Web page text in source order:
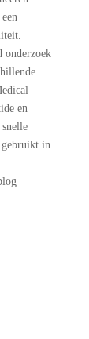
onderzoek
en
in